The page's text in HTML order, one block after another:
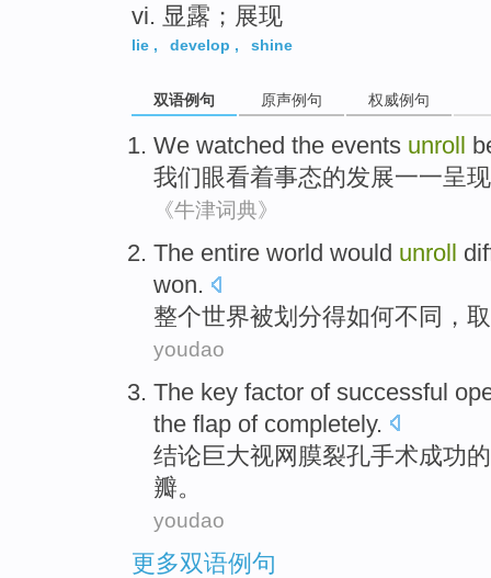
vi. 显露；展现
lie , develop , shine
双语例句 原声例句 权威例句
We watched the events unroll
我们眼看着事态的发展一一呈
《牛津词典》
The entire world would unroll
won.
整个世界被划分得如何不同 ，
youdao
The key factor of successful
the flap ofcompletely.
结论巨大视网膜裂孔手术成功的
瓣。
youdao
更多双语例句